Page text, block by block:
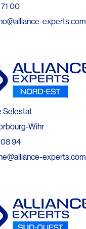
00
experts.com
Selestat
Wihr
94
experts.com